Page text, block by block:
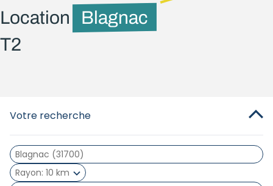
Location
Blagnac
T2
Votre recherche
Rayon 10 km